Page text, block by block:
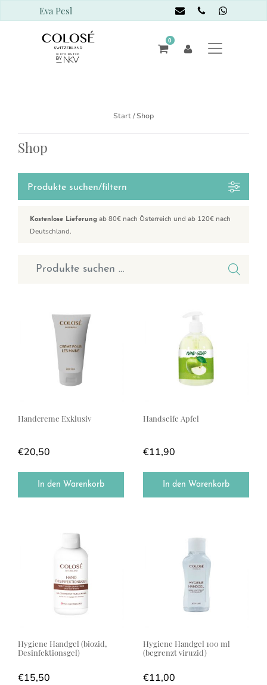
Eva Pesl
0
Start/ Shop
Shop
Produkte suchen/filtern
Kostenlose Lieferung ab 80€ nach Österreich und ab 120€ nach
Deutschland.
Suchen nach:
Handcreme Exklusiv
€20,50
In den Warenkorb
Handseife Apfel
€11,90
In den Warenkorb
Hygiene Handgel (biozid,
Desinfektionsgel)
€15,50
Hygiene Handgel 100 ml
(begrenzt viruzid)
€11,00